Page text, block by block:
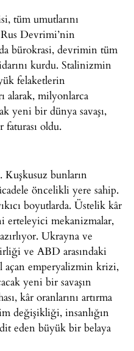
tüm umutlarını
Devrimi’nin
bürokrasi, devrimin tüm
kurdu. Stalinizmin
felaketlerin
alarak, milyonlarca
yeni bir dünya savaşı,
oldu.
bunların
öncelikli yere sahip.
boyutlarda. Üstelik kâr
erteleyici mekanizmalar,
Ukrayna ve
ve ABD arasındaki
açan emperyalizmin krizi,
yeni bir savaşın
kâr oranlarını artırma
değişikliği, insanlığın
eden büyük bir belaya